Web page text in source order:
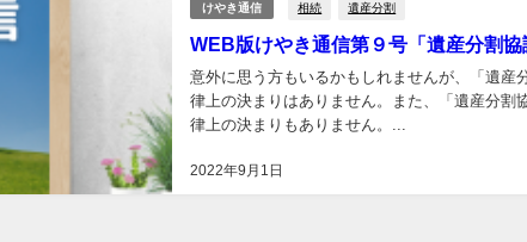
けやき通信 相続 遺産分割
WEB版けやき通信第９号「遺産分割協
2022年9月1日
意外に思う方もいるかもしれませんが、「遺産
律上の決まりはありません。また、「遺産分割
律上の決まりもありません。...